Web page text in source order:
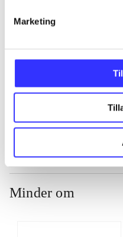
Marketing
...
Minder om